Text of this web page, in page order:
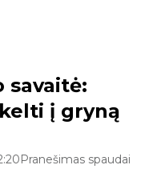
savaitė:
į gryną
Pranešimas spaudai